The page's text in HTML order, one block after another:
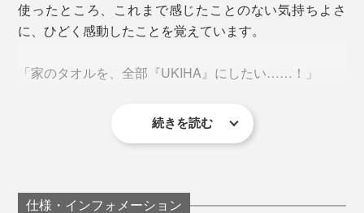
さらに染色にも1日かけ、たっぷりの水量で洗浄仕上げ
をしています。
これは「清水湧水」が湧き出る、名水の郷・うきは市だ
ルには“いい水”が欠かせないのです。
使ったところ、これまで感じたことのない気持ちよさ
に、ひどく感動したことを覚えています。
「家のタオルを、全部『UKIHA』にしたい……！」
そう思った私は、MONOCOでの販売を待ちきれず、個
続きを読む
仕様・インフォメーション